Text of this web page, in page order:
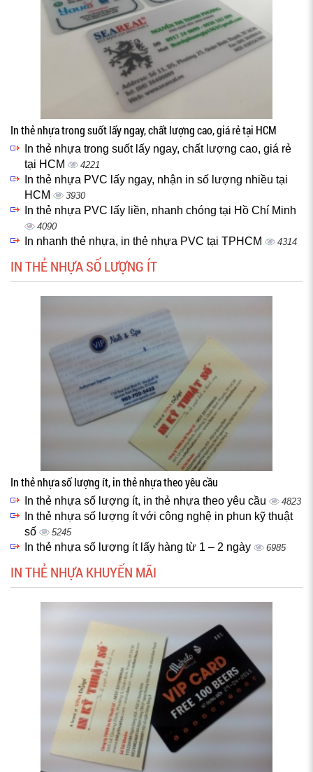
In thẻ nhựa trong suốt lấy ngay, chất lượng cao, giá rẻ tại HCM
In thẻ nhựa trong suốt lấy ngay, chất lượng cao, giá rẻ
tại HCM
4221
In thẻ nhựa PVC lấy ngay, nhận in số lượng nhiều tại
HCM
3930
In thẻ nhựa PVC lấy liền, nhanh chóng tại Hồ Chí Minh
4090
In nhanh thẻ nhựa, in thẻ nhựa PVC tại TPHCM 4314
IN THẺ NHỰA SỐ LƯỢNG ÍT
In thẻ nhựa số lượng ít, in thẻ nhựa theo yêu cầu
In thẻ nhựa số lượng ít, in thẻ nhựa theo yêu cầu 4823
In thẻ nhựa số lượng ít với công nghệ in phun kỹ thuật
số
5245
In thẻ nhựa số lượng ít lấy hàng từ 1 – 2 ngày 6985
IN THẺ NHỰA KHUYẾN MÃI